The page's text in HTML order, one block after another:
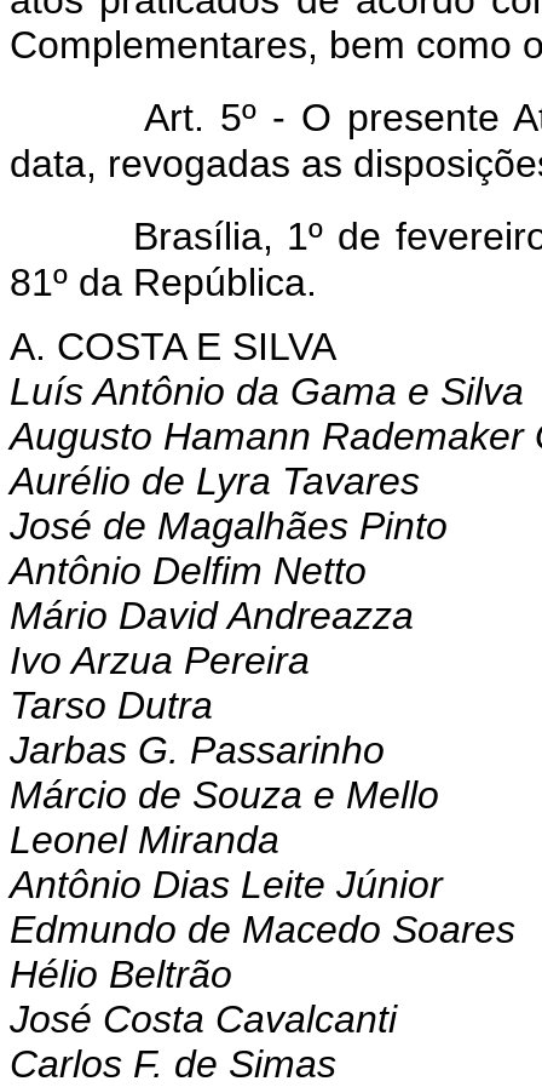
Complementares, bem como
Art. 5º - O presente
data, revogadas as
Brasília, 1º de
81º da República.
A. COSTA E SILVA
Luís Antônio da Gama e Silva
Augusto Hamann Rademaker
Aurélio de Lyra Tavares
José de Magalhães Pinto
Antônio Delfim Netto
Mário David Andreazza
Ivo Arzua Pereira
Tarso Dutra
Jarbas G. Passarinho
Márcio de Souza e Mello
Leonel Miranda
Antônio Dias Leite Júnior
Edmundo de Macedo Soares
Hélio Beltrão
José Costa Cavalcanti
Carlos F. de Simas